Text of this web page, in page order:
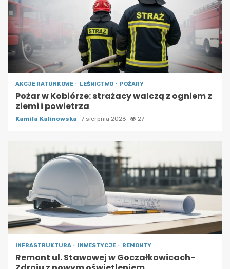
AKCJE RATUNKOWE LEŚNICTWO POŻARY
Pożar w Kobiórze: strażacy walczą z ogniem z
ziemi i powietrza
Kamila Kalinowska 7 sierpnia 2026 27
INFRASTRUKTURA INWESTYCJE REMONTY
Remont ul. Stawowej w Goczałkowicach-